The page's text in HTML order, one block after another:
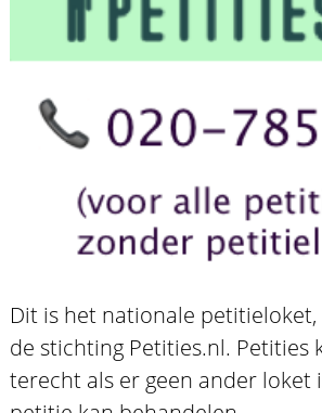
Dit is het nationale
de stichting Petities.nl. Petities
terecht als er geen ander loket